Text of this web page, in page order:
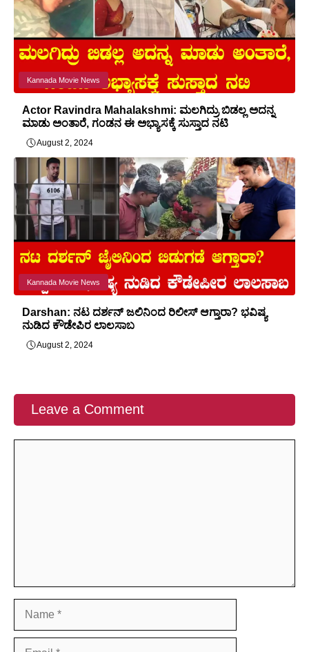
Kannada Movie News
Actor Ravindra Mahalakshmi: ಮಲಗಿದ್ರು ಬಿಡಲ್ಲ ಅದನ್ನ
ಮಾಡು ಅಂತಾರೆ, ಗಂಡನ ಈ ಅಭ್ಯಾಸಕ್ಕೆ ಸುಸ್ತಾದ ನಟಿ
August 2, 2024
Kannada Movie News
Darshan: ನಟ ದರ್ಶನ್ ಜಲಿನಿಂದ ರಿಲೀಸ್ ಆಗ್ತಾರಾ? ಭವಿಷ್ಯ
ನುಡಿದ ಕೌಡೇಪಿರ ಲಾಲಸಾಬ
August 2, 2024
Leave a Comment